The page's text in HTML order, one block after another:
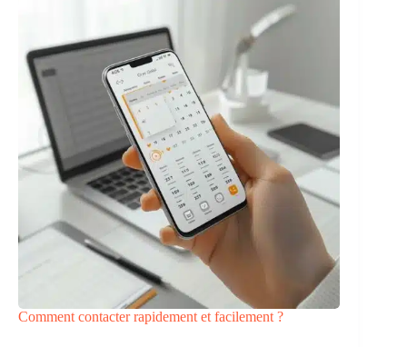
Comment contacter rapidement et facilement ?